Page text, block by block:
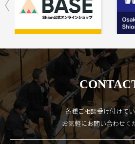
各種ご相談受け付けてい
お気軽にお問い合わせく